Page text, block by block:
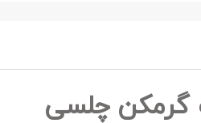
گرمکن چلسی